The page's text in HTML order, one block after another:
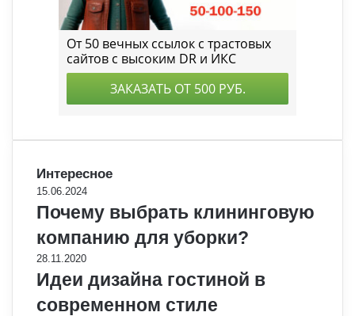
Интересное
15.06.2024
Почему выбрать клининговую
компанию для уборки?
28.11.2020
Идеи дизайна гостиной в
современном стиле